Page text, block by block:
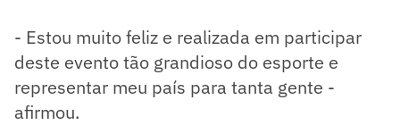
- Estou muito feliz e realizada em participar
deste evento tão grandioso do esporte e
representar meu país para tanta gente -
afirmou.